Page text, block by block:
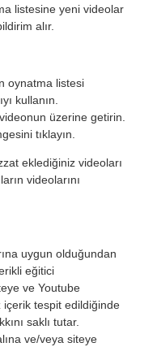
listesine yeni videolar
alır.
oynatma listesi
kullanın.
üzerine getirin.
tıklayın.
eklediğiniz videoları
videolarını
uygun olduğundan
eğitici
ve Youtube
içerik tespit edildiğinde
saklı tutar.
ve/veya siteye